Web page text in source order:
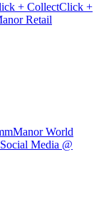
+ CollectClick +
Retail
Manor World
Social Media @